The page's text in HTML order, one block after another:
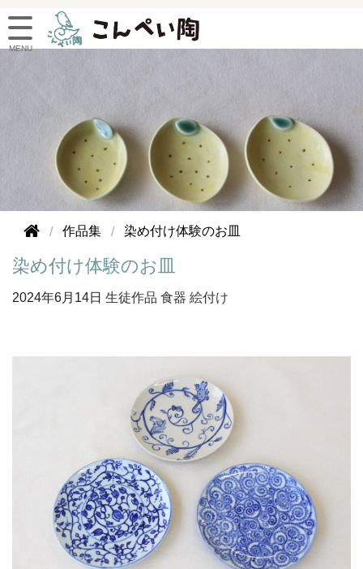
作品集 染め付け体験のお皿
染め付け体験のお皿
2024年6月14日 生徒作品 食器 絵付け